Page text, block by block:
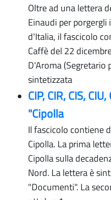
Oltre ad una lettera
Einaudi per
d'Italia, il fascicolo
Caffè del 22
D'Aroma (Segretario
sintetizzata
CIP, CIR, CIS,
"Cipolla
Il fascicolo contiene
Cipolla. La prima
Cipolla sulla
Nord. La lettera è
"Documenti". La